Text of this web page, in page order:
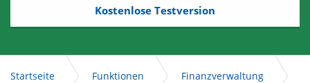
Kostenlose Testversion
Startseite Funktionen Finanzverwaltung